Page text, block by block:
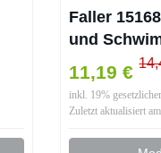
Faller
und
Spurweite
11,19 €
inkl. 19%
Zuletzt aktualisiert